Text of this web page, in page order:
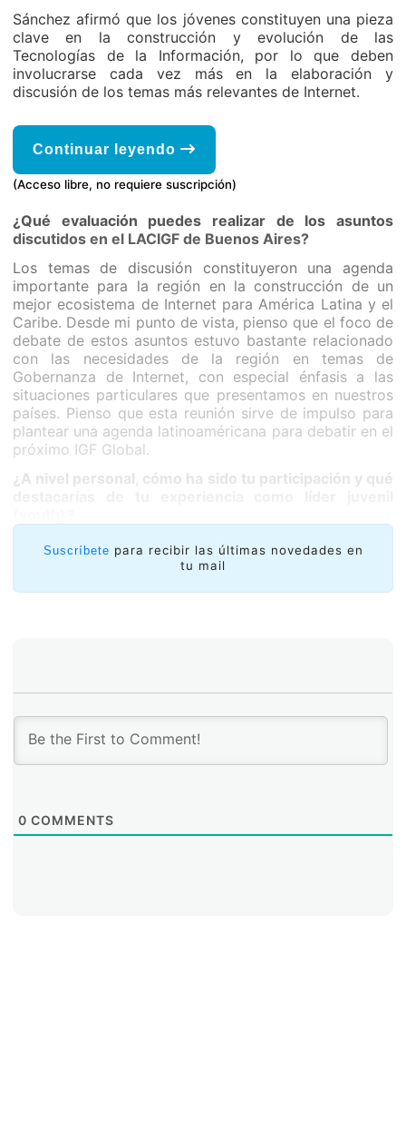
Sánchez afirmó que los jóvenes constituyen una pieza
clave en la construcción y evolución de las
Tecnologías de la Información, por lo que deben
involucrarse cada vez más en la elaboración y
discusión de los temas más relevantes de Internet.
Continuar leyendo
(Acceso libre, no requiere suscripción)
¿Qué evaluación puedes realizar de los asuntos
discutidos en el LACIGF de Buenos Aires?
Los temas de discusión constituyeron una agenda
importante para la región en la construcción de un
mejor ecosistema de Internet para América Latina y el
Caribe. Desde mi punto de vista, pienso que el foco de
debate de estos asuntos estuvo bastante relacionado
con las necesidades de la región en temas de
Gobernanza de Internet, con especial énfasis a las
situaciones particulares que presentamos en nuestros
países. Pienso que esta reunión sirve de impulso para
plantear una agenda latinoaméricana para debatir en el
próximo IGF Global.
¿A nivel personal, cómo ha sido tu participación y qué
Suscríbete para recibir las últimas novedades en
tu mail
0 COMMENTS